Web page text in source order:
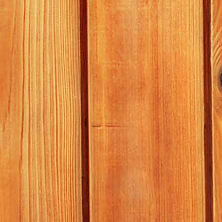
bauhaus